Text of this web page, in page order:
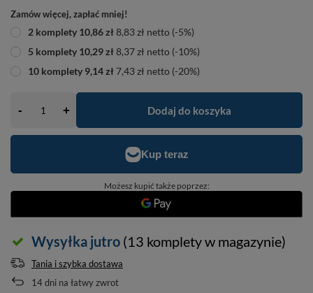
- + Dodaj do koszyka
Możesz kupić także poprzez:
Zamów więcej, zapłać mniej!
2 komplety 10,86 zł 8,83 zł netto (-5%)
5 komplety 10,29 zł 8,37 zł netto (-10%)
10 komplety 9,14 zł 7,43 zł netto (-20%)
Wysyłka jutro (13 komplety w magazynie)
Tania i szybka dostawa
14dni na łatwy zwrot